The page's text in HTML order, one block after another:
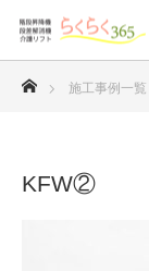
ホーム
施工事例一覧
KFW②